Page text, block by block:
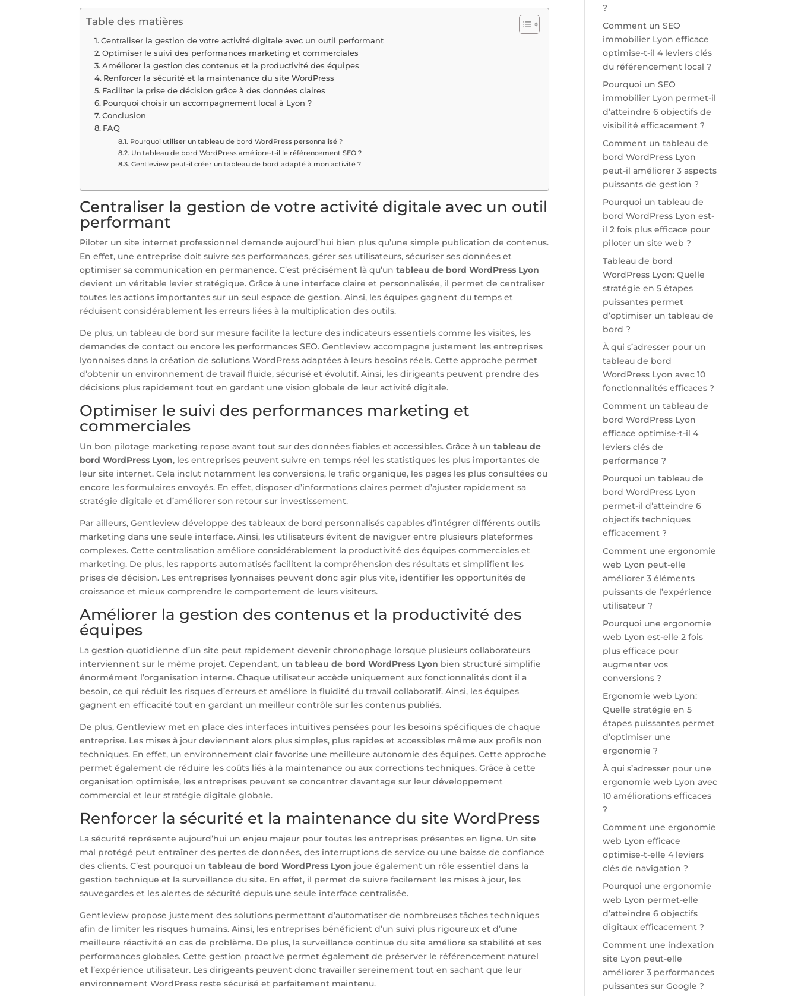
Table des matières
Centraliser la gestion de votre activité digitale avec un outil performant
Optimiser le suivi des performances marketing et commerciales
Améliorer la gestion des contenus et la productivité des équipes
Renforcer la sécurité et la maintenance du site WordPress
Faciliter la prise de décision grâce à des données claires
Pourquoi choisir un accompagnement local à Lyon ?
Conclusion
FAQ
Pourquoi utiliser un tableau de bord WordPress personnalisé ?
Un tableau de bord WordPress améliore-t-il le référencement SEO ?
Gentleview peut-il créer un tableau de bord adapté à mon activité ?
Centraliser la gestion de votre activité digitale avec un outil
performant
Piloter un site internet professionnel demande aujourd’hui bien plus qu’une simple publication de contenus.
En effet, une entreprise doit suivre ses performances, gérer ses utilisateurs, sécuriser ses données et
optimiser sa communication en permanence. C’est précisément là qu’untableau de bord WordPress Lyon
devient un véritable levier stratégique. Grâce à une interface claire et personnalisée, il permet de centraliser
toutes les actions importantes sur un seul espace de gestion. Ainsi, les équipes gagnent du temps et
réduisent considérablement les erreurs liées à la multiplication des outils.
De plus, un tableau de bord sur mesure facilite la lecture des indicateurs essentiels comme les visites, les
demandes de contact ou encore les performances SEO. Gentleview accompagne justement les entreprises
lyonnaises dans la création de solutions WordPress adaptées à leurs besoins réels. Cette approche permet
d’obtenir un environnement de travail fluide, sécurisé et évolutif. Ainsi, les dirigeants peuvent prendre des
décisions plus rapidement tout en gardant une vision globale de leur activité digitale.
Optimiser le suivi des performances marketing et
commerciales
Un bon pilotage marketing repose avant tout sur des données fiables et accessibles. Grâce à untableau de
bord WordPress Lyon, les entreprises peuvent suivre en temps réel les statistiques les plus importantes de
leur site internet. Cela inclut notamment les conversions, le trafic organique, les pages les plus consultées ou
encore les formulaires envoyés. En effet, disposer d’informations claires permet d’ajuster rapidement sa
stratégie digitale et d’améliorer son retour sur investissement.
Par ailleurs, Gentleview développe des tableaux de bord personnalisés capables d’intégrer différents outils
marketing dans une seule interface. Ainsi, les utilisateurs évitent de naviguer entre plusieurs plateformes
complexes. Cette centralisation améliore considérablement la productivité des équipes commerciales et
marketing. De plus, les rapports automatisés facilitent la compréhension des résultats et simplifient les
prises de décision. Les entreprises lyonnaises peuvent donc agir plus vite, identifier les opportunités de
croissance et mieux comprendre le comportement de leurs visiteurs.
Améliorer la gestion des contenus et la productivité des
équipes
La gestion quotidienne d’un site peut rapidement devenir chronophage lorsque plusieurs collaborateurs
interviennent sur le même projet. Cependant, untableau de bord WordPress Lyon bien structuré simplifie
énormément l’organisation interne. Chaque utilisateur accède uniquement aux fonctionnalités dont il a
besoin, ce qui réduit les risques d’erreurs et améliore la fluidité du travail collaboratif. Ainsi, les équipes
gagnent en efficacité tout en gardant un meilleur contrôle sur les contenus publiés.
De plus, Gentleview met en place des interfaces intuitives pensées pour les besoins spécifiques de chaque
entreprise. Les mises à jour deviennent alors plus simples, plus rapides et accessibles même aux profils non
techniques. En effet, un environnement clair favorise une meilleure autonomie des équipes. Cette approche
permet également de réduire les coûts liés à la maintenance ou aux corrections techniques. Grâce à cette
organisation optimisée, les entreprises peuvent se concentrer davantage sur leur développement
commercial et leur stratégie digitale globale.
Renforcer la sécurité et la maintenance du site WordPress
La sécurité représente aujourd’hui un enjeu majeur pour toutes les entreprises présentes en ligne. Un site
mal protégé peut entraîner des pertes de données, des interruptions de service ou une baisse de confiance
des clients. C’est pourquoi untableau de bord WordPress Lyon joue également un rôle essentiel dans la
gestion technique et la surveillance du site. En effet, il permet de suivre facilement les mises à jour, les
sauvegardes et les alertes de sécurité depuis une seule interface centralisée.
Gentleview propose justement des solutions permettant d’automatiser de nombreuses tâches techniques
afin de limiter les risques humains. Ainsi, les entreprises bénéficient d’un suivi plus rigoureux et d’une
meilleure réactivité en cas de problème. De plus, la surveillance continue du site améliore sa stabilité et ses
performances globales. Cette gestion proactive permet également de préserver le référencement naturel
et l’expérience utilisateur. Les dirigeants peuvent donc travailler sereinement tout en sachant que leur
environnement WordPress reste sécurisé et parfaitement maintenu.
?
Comment un SEO
immobilier Lyon efficace
optimise-t-il 4 leviers clés
du référencement local ?
Pourquoi un SEO
immobilier Lyon permet-il
d’atteindre 6 objectifs de
visibilité efficacement ?
Comment un tableau de
bord WordPress Lyon
peut-il améliorer 3 aspects
puissants de gestion ?
Pourquoi un tableau de
bord WordPress Lyon est-
il 2 fois plus efficace pour
piloter un site web ?
Tableau de bord
WordPress Lyon: Quelle
stratégie en 5 étapes
puissantes permet
d’optimiser un tableau de
bord ?
À qui s’adresser pour un
tableau de bord
WordPress Lyon avec 10
fonctionnalités efficaces ?
Comment un tableau de
bord WordPress Lyon
efficace optimise-t-il 4
leviers clés de
performance ?
Pourquoi un tableau de
bord WordPress Lyon
permet-il d’atteindre 6
objectifs techniques
efficacement ?
Comment une ergonomie
web Lyon peut-elle
améliorer 3 éléments
puissants de l’expérience
utilisateur ?
Pourquoi une ergonomie
web Lyon est-elle 2 fois
plus efficace pour
augmenter vos
conversions ?
Ergonomie web Lyon:
Quelle stratégie en 5
étapes puissantes permet
d’optimiser une
ergonomie ?
À qui s’adresser pour une
ergonomie web Lyon avec
10 améliorations efficaces
?
Comment une ergonomie
web Lyon efficace
optimise-t-elle 4 leviers
clés de navigation ?
Pourquoi une ergonomie
web Lyon permet-elle
d’atteindre 6 objectifs
digitaux efficacement ?
Comment une indexation
site Lyon peut-elle
améliorer 3 performances
puissantes sur Google ?